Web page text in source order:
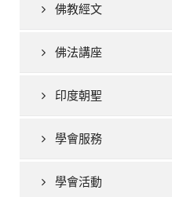
佛教經文
佛法講座
印度朝聖
學會服務
學會活動